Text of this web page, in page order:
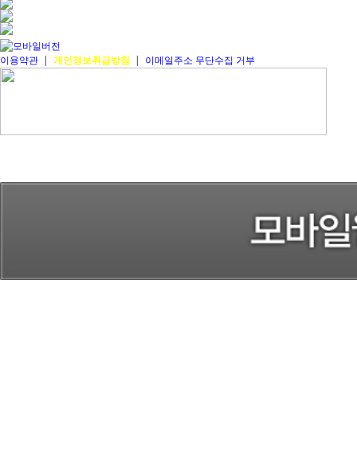
이용약관 | 개인정보취급방침 | 이메일주소 무단수집 거부